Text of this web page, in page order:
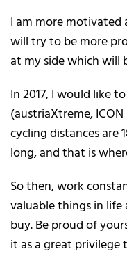
I am more motivated
will try to be more
at my side which will
In 2017, I would like
(austriaXtreme,
cycling distances are
long, and that is
So then, work
valuable things ​​in
buy. Be proud of
it as a great privilege